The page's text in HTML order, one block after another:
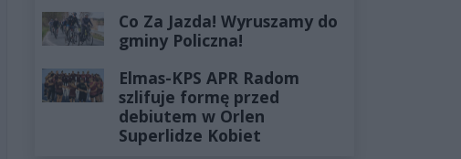
Co Za Jazda! Wyruszamy do
gminy Policzna!
Elmas-KPS APR Radom
szlifuje formę przed
debiutem w Orlen
Superlidze Kobiet